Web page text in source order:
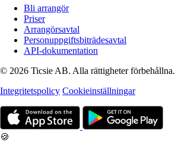
Bli arrangör
Priser
Arrangörsavtal
Personuppgiftsbiträdesavtal
API-dokumentation
© 2026 Ticsie AB. Alla rättigheter förbehållna.
Integritetspolicy Cookieinställningar
🍪